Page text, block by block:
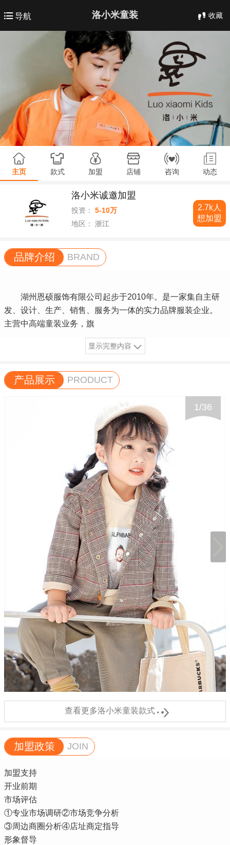
导航 洛小米童装 收藏
主页 款式 加盟 店铺 咨询 动态
洛小米诚邀加盟
投资：
5-10万
地区：
浙江
2.7k人
想加盟
品牌介绍 BRAND
湖州恩硕服饰有限公司起步于2010年。是一家集自主研
发、设计、生产、销售、服务为一体的实力品牌服装企业。
主营中高端童装业务，旗
显示完整内容
产品展示 PRODUCT
1/36
查看更多洛小米童装款式
加盟政策 JOIN
加盟支持
开业前期
市场评估
①专业市场调研②市场竞争分析
③周边商圈分析④店址商定指导
形象督导